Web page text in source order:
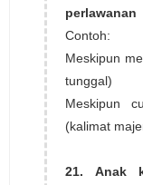
perlawanan
Contoh:
Meskipun
tunggal)
Meskipun
(kalimat
21. Anak